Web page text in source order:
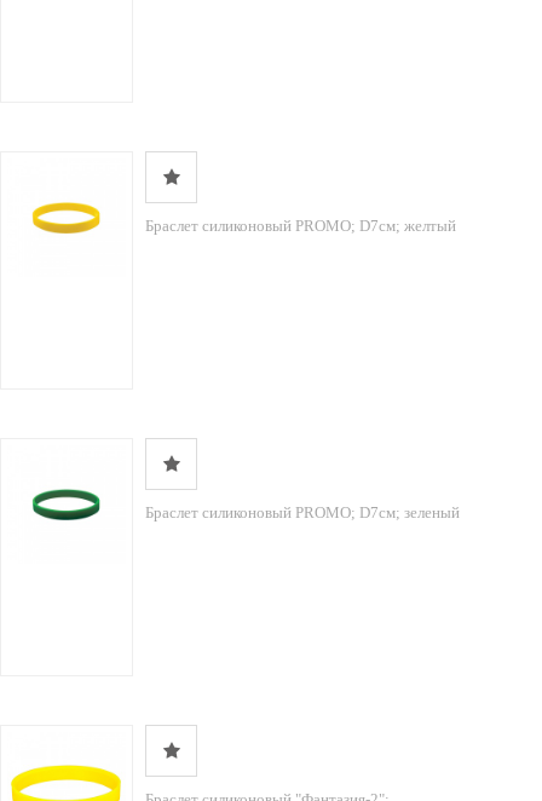
Браслет силиконовый PROMO; D7см; желтый
Браслет силиконовый PROMO; D7см; зеленый